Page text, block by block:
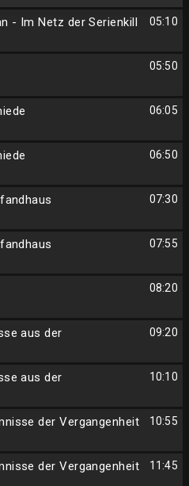
05:10
- Im Netz der Serienkill
05:50
06:05
06:50
07:30
07:55
08:20
09:20
aus der
10:10
aus der
10:55
der Vergangenheit
11:45
der Vergangenheit